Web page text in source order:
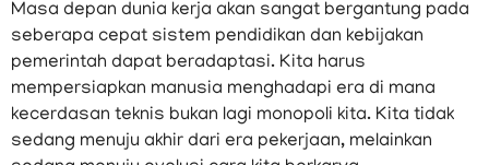
Masa depan dunia kerja akan sangat bergantung pada
seberapa cepat sistem pendidikan dan kebijakan
pemerintah dapat beradaptasi. Kita harus
mempersiapkan manusia menghadapi era di mana
kecerdasan teknis bukan lagi monopoli kita. Kita tidak
sedang menuju akhir dari era pekerjaan, melainkan